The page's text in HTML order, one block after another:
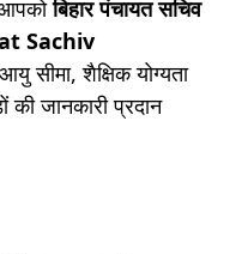
बिहार पंचायत सचिव
Sachiv
सीमा, शैक्षिक योग्यता
की जानकारी प्रदान